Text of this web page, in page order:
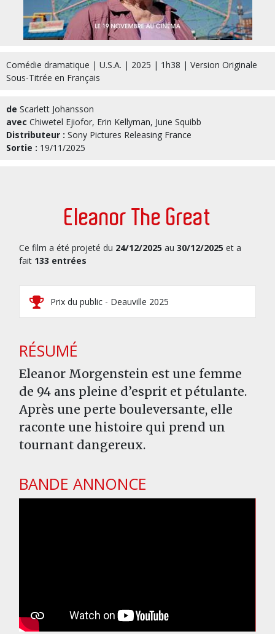
Comédie dramatique | U.S.A. | 2025 | 1h38 | Version Originale
Sous-Titrée en Français
de Scarlett Johansson
avec Chiwetel Ejiofor, Erin Kellyman, June Squibb
Distributeur : Sony Pictures Releasing France
Sortie : 19/11/2025
Eleanor The Great
Ce film a été projeté du 24/12/2025 au30/12/2025 et a
fait 133 entrées
Prix du public - Deauville 2025
RÉSUMÉ
Eleanor Morgenstein est une femme
de 94 ans pleine d’esprit et pétulante.
Après une perte bouleversante, elle
raconte une histoire qui prend un
tournant dangereux.
BANDE ANNONCE